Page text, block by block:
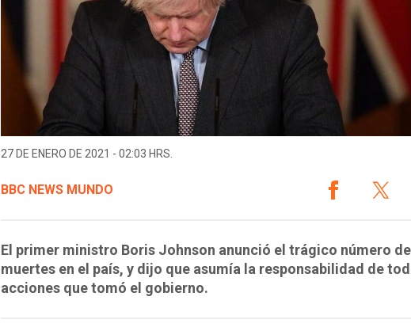
27 DE ENERO DE 2021 - 02:03 HRS.
BBC NEWS MUNDO
El primer ministro Boris Johnson anunció el trágico número de
muertes en el país, y dijo que asumía la responsabilidad de
acciones que tomó el gobierno.